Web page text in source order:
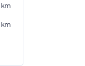
km
km